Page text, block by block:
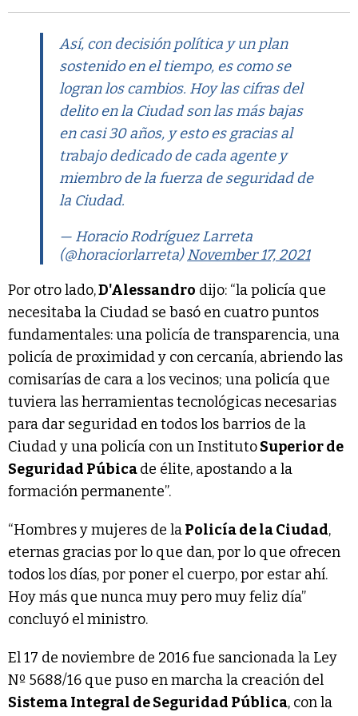
Así, con decisión política y un plan
sostenido en el tiempo, es como se
logran los cambios. Hoy las cifras del
delito en la Ciudad son las más bajas
en casi 30 años, y esto es gracias al
trabajo dedicado de cada agente y
miembro de la fuerza de seguridad de
la Ciudad.
— Horacio Rodríguez Larreta
(@horaciorlarreta)November 17, 2021
Por otro lado,D'Alessandro dijo: “la policía que
necesitaba la Ciudad se basó en cuatro puntos
fundamentales: una policía de transparencia, una
policía de proximidad y con cercanía, abriendo las
comisarías de cara a los vecinos; una policía que
tuviera las herramientas tecnológicas necesarias
para dar seguridad en todos los barrios de la
Ciudad y una policía con un InstitutoSuperior de
Seguridad Púbicade élite, apostando a la
formación permanente”.
“Hombres y mujeres de laPolicía de la Ciudad,
eternas gracias por lo que dan, por lo que ofrecen
todos los días, por poner el cuerpo, por estar ahí.
Hoy más que nunca muy pero muy feliz día”
concluyó el ministro.
El 17 de noviembre de 2016 fue sancionada la Ley
Nº 5688/16 que puso en marcha la creación del
Sistema Integral de Seguridad Pública, con la